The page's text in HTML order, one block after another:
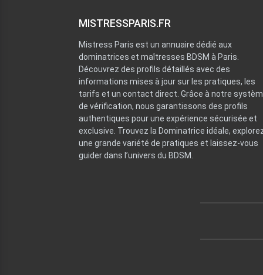
MISTRESSPARIS.FR
Mistress Paris est un annuaire dédié aux
dominatrices et maîtresses BDSM à Paris.
Découvrez des profils détaillés avec des
informations mises à jour sur les pratiques, les
tarifs et un contact direct. Grâce à notre
de vérification, nous garantissons des profils
authentiques pour une expérience sécurisée et
exclusive. Trouvez la Dominatrice idéale,
une grande variété de pratiques et laissez-vous
guider dans l’univers du BDSM.